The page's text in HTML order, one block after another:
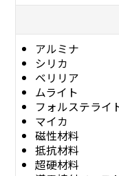
アルミナ
シリカ
ベリリア
ムライト
フォルステライ
マイカ
磁性材料
抵抗材料
超硬材料